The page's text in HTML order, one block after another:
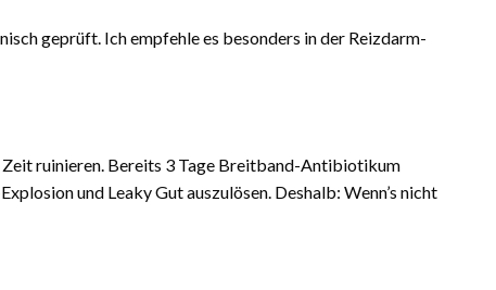
geprüft. Ich empfehle es besonders in der Reizdarm-
ruinieren. Bereits 3 Tage Breitband-Antibiotikum
und Leaky Gut auszulösen. Deshalb: Wenn’s nicht